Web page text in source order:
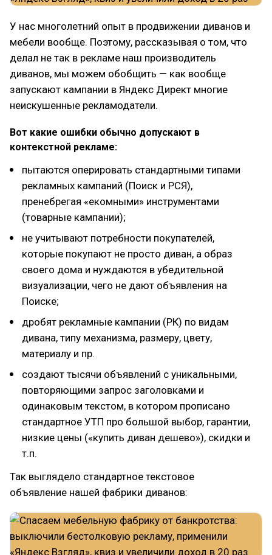
У нас многолетний опыт в продвижении диванов и
мебели вообще. Поэтому, рассказывая о том, что
делал не так в рекламе наш производитель
диванов, мы можем обобщить — как вообще
запускают кампании в Яндекс Директ многие
неискушенные рекламодатели.
Вот какие ошибки обычно допускают в
контекстной рекламе:
пытаются оперировать стандартными типами
рекламных кампаний (Поиск и РСЯ),
пренебрегая «екомными» инструментами
(товарные кампании);
не учитывают потребности покупателей,
которые покупают не просто диван, а образ
своего дома и нуждаются в убедительной
визуализации, чего не дают объявления на
Поиске;
дробят рекламные кампании (РК) по видам
дивана, типу механизма, размеру, цвету,
материалу и пр.
создают тысячи объявлений с уникальными,
повторяющими запрос заголовками и
одинаковым текстом, в котором прописано
стандартное УТП про большой выбор, гарантии,
низкие цены («купить диван дешево»), скидки и
т.п.
Так выглядело стандартное текстовое
объявление нашей фабрики диванов: